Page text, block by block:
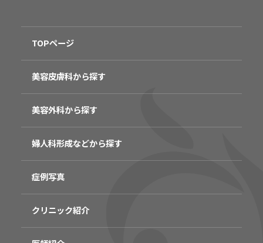
TOPページ
美容皮膚科から探す
美容外科から探す
婦人科形成などから探す
症例写真
クリニック紹介